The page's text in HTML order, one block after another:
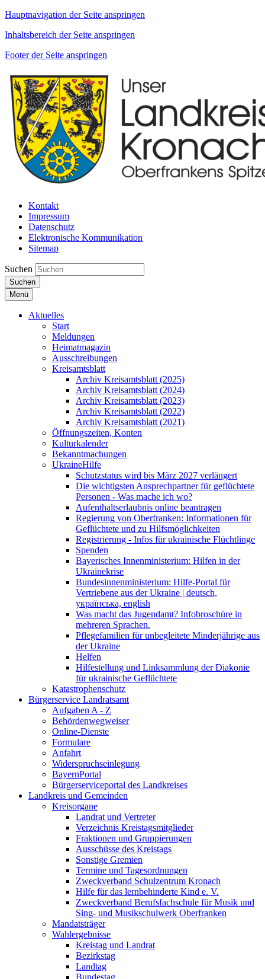
Hauptnavigation der Seite anspringen
Inhaltsbereich der Seite anspringen
Footer der Seite anspringen
Kontakt
Impressum
Datenschutz
Elektronische Kommunikation
Sitemap
Suchen
Suchen
Menü
Aktuelles
Start
Meldungen
Heimatmagazin
Ausschreibungen
Kreisamtsblatt
Archiv Kreisamtsblatt (2025)
Archiv Kreisamtsblatt (2024)
Archiv Kreisamtsblatt (2023)
Archiv Kreisamtsblatt (2022)
Archiv Kreisamtsblatt (2021)
Öffnungszeiten, Konten
Kulturkalender
Bekanntmachungen
UkraineHilfe
Schutzstatus wird bis März 2027 verlängert
Die wichtigsten Ansprechpartner für geflüchtete
Personen - Was mache ich wo?
Aufenthaltserlaubnis online beantragen
Regierung von Oberfranken: Informationen für
Geflüchtete und zu Hilfsmöglichkeiten
Registrierung - Infos für ukrainische Flüchtlinge
Spenden
Bayerisches Innenministerium: Hilfen in der
Ukrainekrise
Bundesinnenministerium: Hilfe-Portal für
Vertriebene aus der Ukraine | deutsch,
українська, english
Was macht das Jugendamt? Infobroschüre in
mehreren Sprachen.
Pflegefamilien für unbegleitete Minderjährige aus
der Ukraine
Helfen
Hilfestellung und Linksammlung der Diakonie
für ukrainische Geflüchtete
Katastrophenschutz
Bürgerservice Landratsamt
Aufgaben A - Z
Behördenwegweiser
Online-Dienste
Formulare
Anfahrt
Widerspruchseinlegung
BayernPortal
Bürgerserviceportal des Landkreises
Landkreis und Gemeinden
Kreisorgane
Landrat und Vertreter
Verzeichnis Kreistagsmitglieder
Fraktionen und Gruppierungen
Ausschüsse des Kreistags
Sonstige Gremien
Termine und Tagesordnungen
Zweckverband Schulzentrum Kronach
Hilfe für das lernbehinderte Kind e. V.
Zweckverband Berufsfachschule für Musik und
Sing- und Musikschulwerk Oberfranken
Mandatsträger
Wahlergebnisse
Kreistag und Landrat
Bezirkstag
Landtag
Bundestag